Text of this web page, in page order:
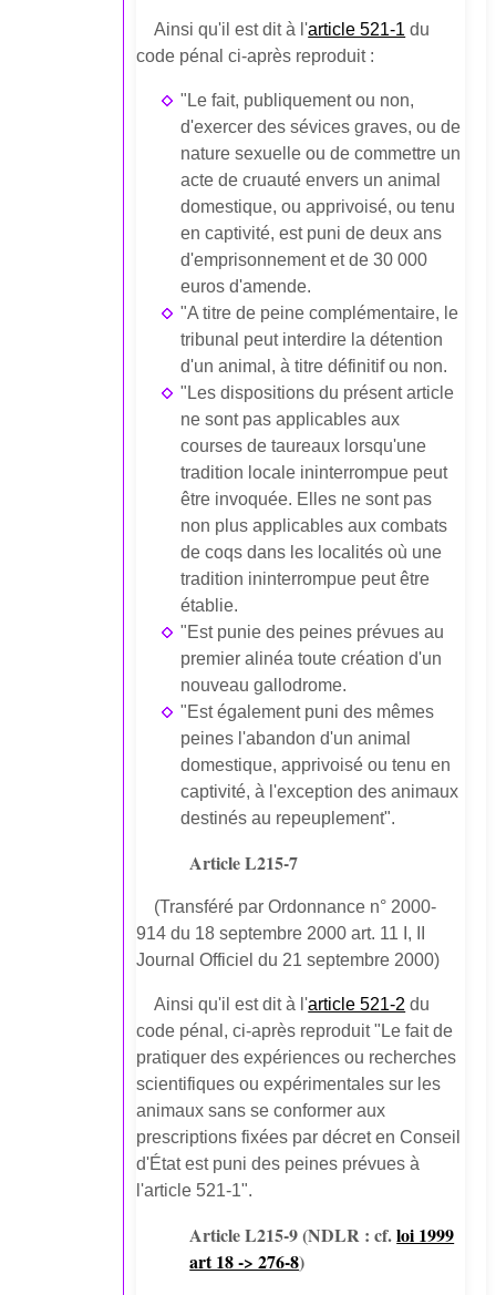
Ainsi qu'il est dit à l'article 521-1 du
code pénal ci-après reproduit :
"Le fait, publiquement ou non,
d'exercer des sévices graves, ou de
nature sexuelle ou de commettre un
acte de cruauté envers un animal
domestique, ou apprivoisé, ou tenu
en captivité, est puni de deux ans
d'emprisonnement et de 30 000
euros d'amende.
"A titre de peine complémentaire, le
tribunal peut interdire la détention
d'un animal, à titre définitif ou non.
"Les dispositions du présent article
ne sont pas applicables aux
courses de taureaux lorsqu'une
tradition locale ininterrompue peut
être invoquée. Elles ne sont pas
non plus applicables aux combats
de coqs dans les localités où une
tradition ininterrompue peut être
établie.
"Est punie des peines prévues au
premier alinéa toute création d'un
nouveau gallodrome.
"Est également puni des mêmes
peines l'abandon d'un animal
domestique, apprivoisé ou tenu en
captivité, à l'exception des animaux
destinés au repeuplement".
Article L215-7
(Transféré par Ordonnance n° 2000-
914 du 18 septembre 2000 art. 11 I, II
Journal Officiel du 21 septembre 2000)
Ainsi qu'il est dit à l'article 521-2 du
code pénal, ci-après reproduit "Le fait de
pratiquer des expériences ou recherches
scientifiques ou expérimentales sur les
animaux sans se conformer aux
prescriptions fixées par décret en Conseil
d'État est puni des peines prévues à
l'article 521-1".
Article L215-9(NDLR : cf.loi 1999
art 18 -> 276-8)